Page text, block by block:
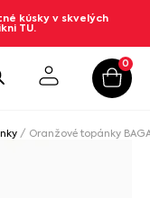
kúsky v skvelých
TU.
0
/ Oranžové topánky